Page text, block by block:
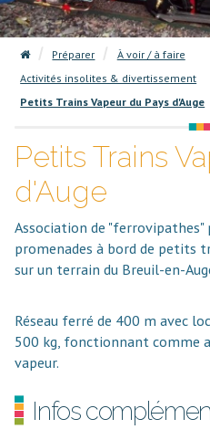
Préparer
À voir / à faire
Activités insolites & divertissement
Petits Trains Vapeur du Pays d'Auge
Petits Trains
d'Auge
Association de "ferrovipathes"
promenades à bord de petits
sur un terrain du Breuil-en-
Réseau ferré de 400 m avec
500 kg, fonctionnant comme
vapeur.
Infos